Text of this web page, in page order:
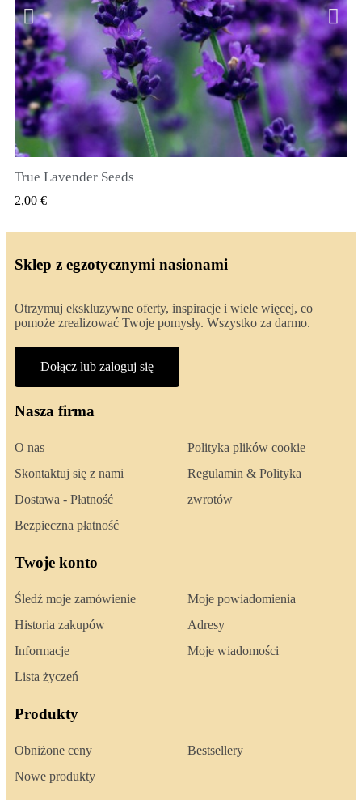
SZYBKI PODGLĄD
True Lavender Seeds
2,00 €
Sklep z egzotycznymi nasionami
Otrzymuj ekskluzywne oferty, inspiracje i wiele więcej, co
pomoże zrealizować Twoje pomysły. Wszystko za darmo.
Dołącz lub zaloguj się
Nasza firma
O nas
Skontaktuj się z nami
Dostawa - Płatność
Bezpieczna płatność
Polityka plików cookie
Regulamin & Polityka
zwrotów
Twoje konto
Śledź moje zamówienie
Historia zakupów
Informacje
Lista życzeń
Moje powiadomienia
Adresy
Moje wiadomości
Produkty
Obniżone ceny
Nowe produkty
Bestsellery